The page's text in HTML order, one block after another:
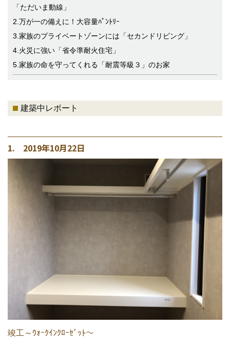
「ただいま動線」
2.万が一の備えに！大容量ﾊﾟﾝﾄﾘｰ
3.家族のプライベートゾーンには「セカンドリビング」
4.火災に強い「省令準耐火住宅」
5.家族の命を守ってくれる「耐震等級３」のお家
建築中レポート
1. 2019年10月22日
竣工～ｳｫｰｸｲﾝｸﾛｰｾﾞｯﾄ～